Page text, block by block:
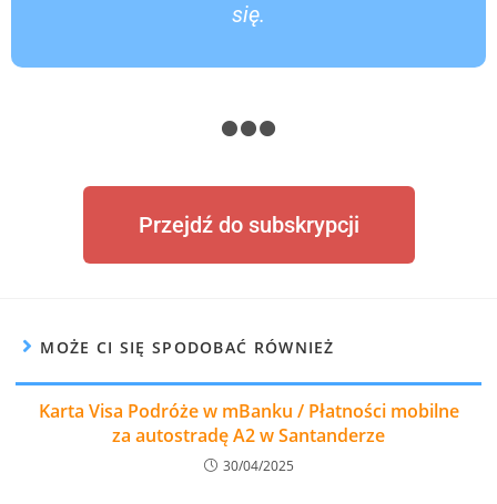
się.
Przejdź do subskrypcji
MOŻE CI SIĘ SPODOBAĆ RÓWNIEŻ
Karta Visa Podróże w mBanku / Płatności mobilne
za autostradę A2 w Santanderze
30/04/2025